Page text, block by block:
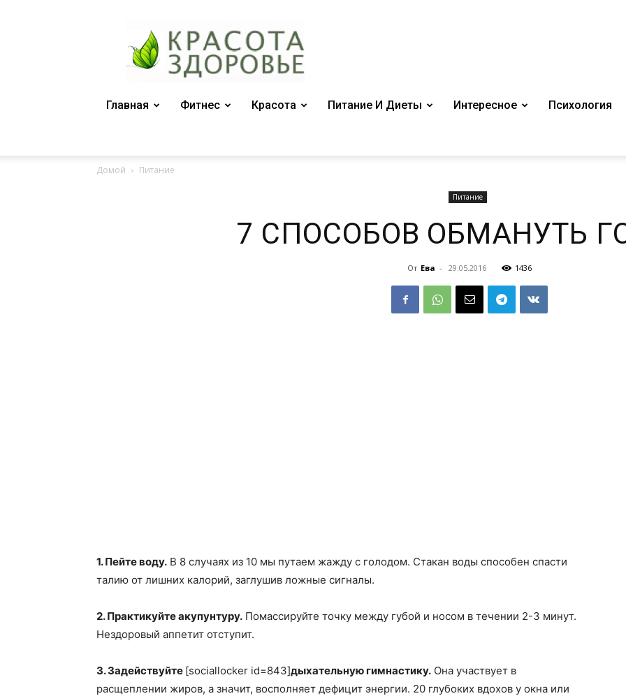
журнал
"Красота
и
Главная
Фитнес Красота Питание И Диеты Интересное Психология
Домой Питание
Питание
7 СПОСОБОВ ОБМАНУТЬ
От Ева - 29.05.2016 1436
1. Пейте воду. В 8 случаях из 10 мы путаем жажду с голодом. Стакан воды способен спасти
талию от лишних калорий, заглушив ложные сигналы.
2. Практикуйте акупунтуру. Помассируйте точку между губой и носом в течении 2-3 минут.
Нездоровый аппетит отступит.
3. Задействуйте [sociallocker id=843]дыхательную гимнастику. Она участвует в
расщеплении жиров, а значит, восполняет дефицит энергии. 20 глубоких вдохов у окна или